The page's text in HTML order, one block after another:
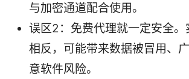
与加密通道配合使用。
误区2：免费代理就一定安全。
相反，可能带来数据被冒用、
意软件风险。